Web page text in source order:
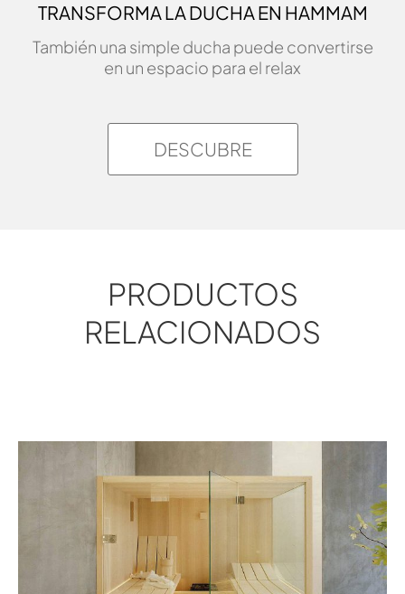
TRANSFORMA LA DUCHA EN HAMMAM
También una simple ducha puede convertirse
en un espacio para el relax
DESCUBRE
PRODUCTOS
RELACIONADOS